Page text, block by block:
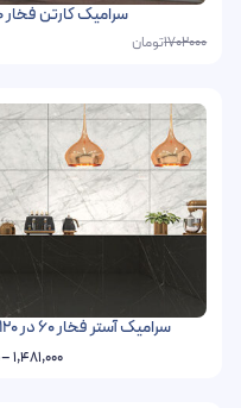
سرامیک کارتن فخار 60 در 120 پرسلان فول پولیش
1702000تومان
سرامیک آستر فخار 60 در 120 پرسلان سفید – مشکی فول پولیش
1,481,000
–